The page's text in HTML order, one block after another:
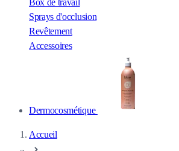
Box de travail
Sprays d'occlusion
Revêtement
Accessoires
Dermocosmétique
Accueil